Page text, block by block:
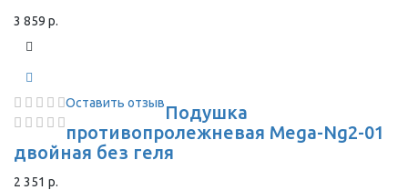
3 859 р.
Оставить отзывПодушка
противопролежневая Mega-Ng2-01
двойная без геля
2 351 р.